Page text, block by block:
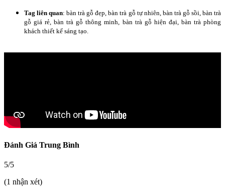
Tag liên quan: bàn trà gỗ đẹp, bàn trà gỗ tự nhiên, bàn trà gỗ sồi, bàn trà
gỗ giá rẻ, bàn trà gỗ thông minh, bàn trà gỗ hiện đại, bàn trà phòng
khách thiết kế sáng tạo.
Đánh Giá Trung Bình
5/5
(1 nhận xét)